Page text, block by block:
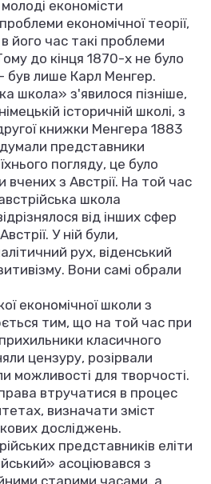
економісти
економічної теорії,
його час такі проблеми
до кінця 1870-х не було
був лише Карл Менгер.
школа» з'явилося пізніше,
історичній школі, з
книжки Менгера 1883
представники
погляду, це було
з Австрії. На той час
школа
від інших сфер
У ній були,
рух, віденський
Вони самі обрали
економічної школи з
тим, що на той час при
прихильники класичного
цензуру, розірвали
можливості для творчості.
втручатися в процес
визначати зміст
досліджень.
представників еліти
асоціювався з